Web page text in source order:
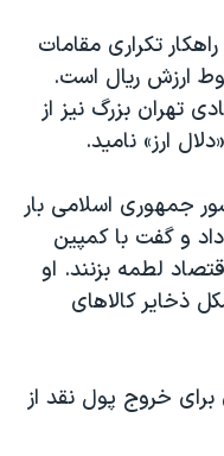
تکراری مقامات
ارزش ریال است.
تهران بزرگ نیز از
جمهوری اسلامی بار
و گفت با کمپین
لطمه بزنند. او
ذخایر کالاهای
برای خروج پول نقد از